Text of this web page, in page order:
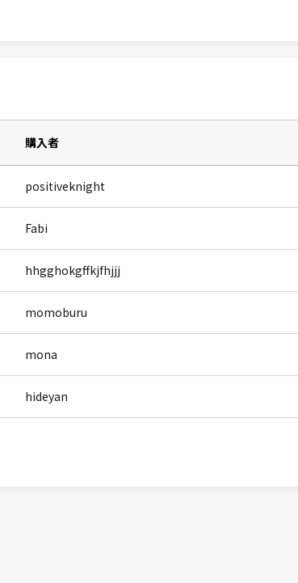
購入者
positiveknight
Fabi
hhgghokgffkjfhjjj
momoburu
mona
hideyan